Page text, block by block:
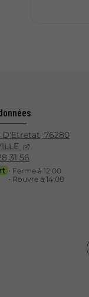
D'Etretat, 76280
31 56
⋅ Ferme à 12:00
⋅ Rouvre à 14:00